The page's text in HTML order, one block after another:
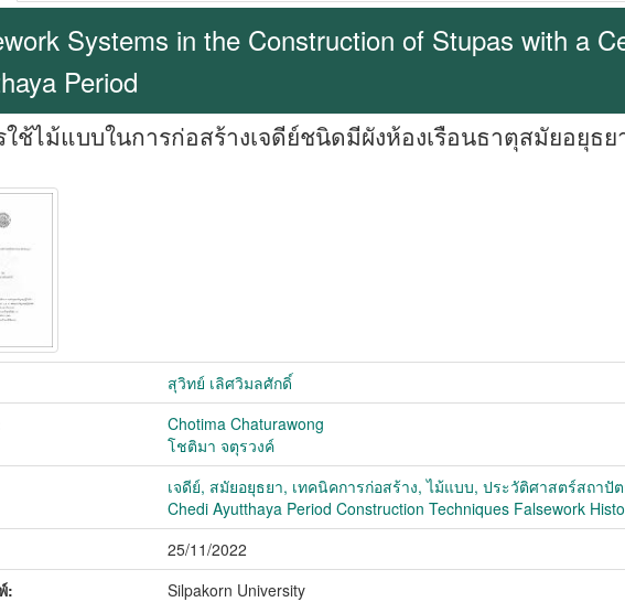
Systems in the Construction of Stupas with a
Period
ใช้ไม้แบบในการก่อสร้างเจดีย์ชนิดมีผังห้องเรือนธาตุสมัยอยุธย
สุวิทย์ เลิศวิมลศักดิ์
Chotima Chaturawong
โชติมา จตุรวงค์
เจดีย์, สมัยอยุธยา, เทคนิคการก่อสร้าง, ไม้แบบ, ประวัติศาสตร์สถาปั
Chedi Ayutthaya Period Construction Techniques Falsework
25/11/2022
:
Silpakorn University